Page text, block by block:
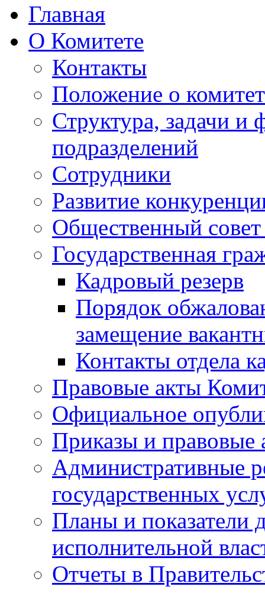
Главная
О Комитете
Контакты
Положение о
Структура, задачи и
подразделений
Сотрудники
Развитие
Общественный совет
Государственная
Кадровый резерв
Порядок
замещение
Контакты отдела
Правовые акты
Официальное
Приказы и правовые
Административные
государственных
Планы и показатели
исполнительной
Отчеты в